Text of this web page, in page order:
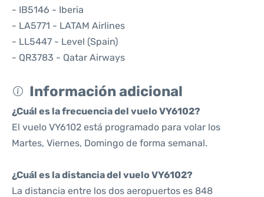
- IB5146 - Iberia
- LA5771 - LATAM Airlines
- LL5447 - Level (Spain)
- QR3783 - Qatar Airways
Información adicional
¿Cuál es la frecuencia del vuelo VY6102?
El vuelo VY6102 está programado para volar los
Martes, Viernes, Domingo de forma semanal.
¿Cuál es la distancia del vuelo VY6102?
La distancia entre los dos aeropuertos es 848